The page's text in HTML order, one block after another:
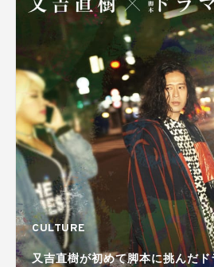
CULTURE
又吉直樹が初めて脚本に挑んだ